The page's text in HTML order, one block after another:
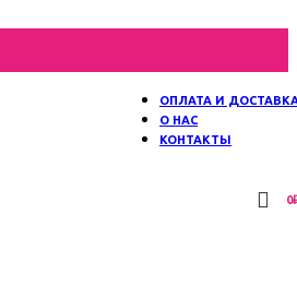
ОПЛАТА И
О НАС
КОНТАКТЫ
0